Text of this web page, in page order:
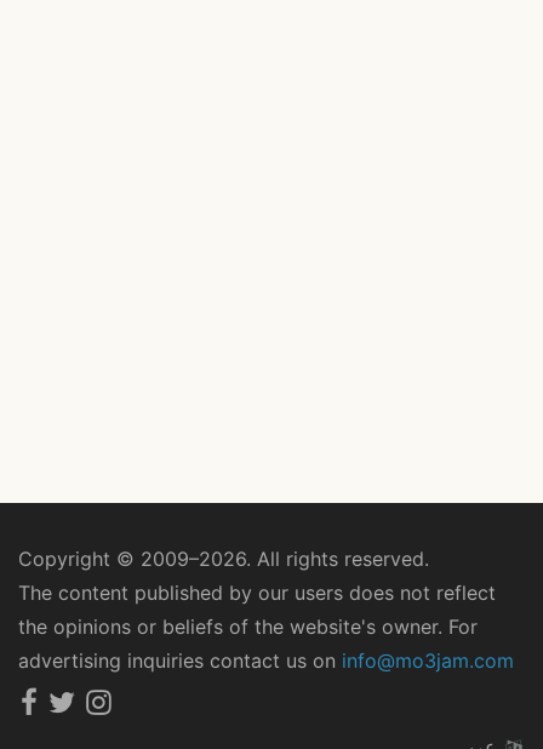
Copyright © 2009–2026. All rights reserved.
The content published by our users does not reflect
the opinions or beliefs of the website's owner. For
advertising inquiries contact us on info@mo3jam.com